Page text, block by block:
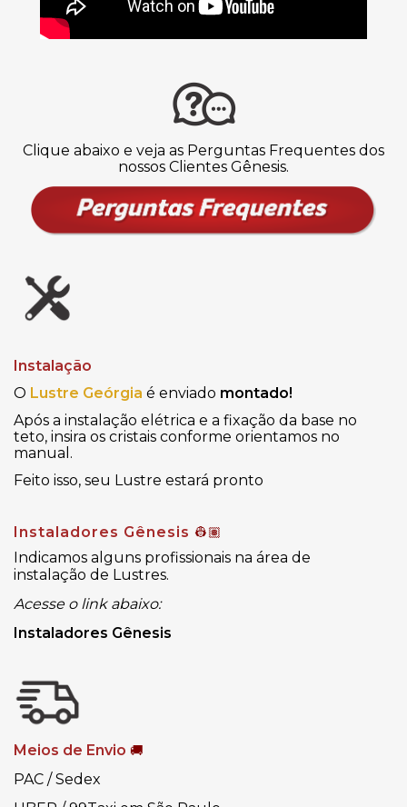
Clique abaixo e veja as Perguntas Frequentes dos
nossos Clientes Gênesis.
Instalação
O Lustre Geórgia é enviado montado!
Após a instalação elétrica e a fixação da base no
teto, insira os cristais conforme orientamos no
manual.
Feito isso, seu Lustre estará pronto
Instaladores Gênesis 👷🏽
Indicamos alguns profissionais na área de
instalação de Lustres.
Acesse o link abaixo:
Instaladores Gênesis
Meios de Envio 🚚
PAC / Sedex